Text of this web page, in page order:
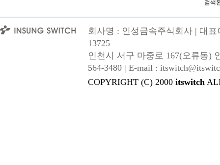
검색
회사명 : 인성금속주식회사 | 대
13725
인천시 서구 마중로 167(오류동)
564-3480 | E-mail :
COPYRIGHT (C) 2000 itswitch